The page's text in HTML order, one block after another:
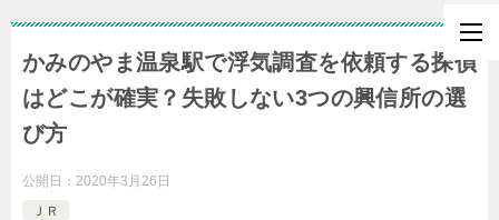
かみのやま温泉駅で浮気調査を依頼する探偵
はどこが確実？失敗しない3つの興信所の選
び方
公開日： 2020年3月26日
ＪＲ